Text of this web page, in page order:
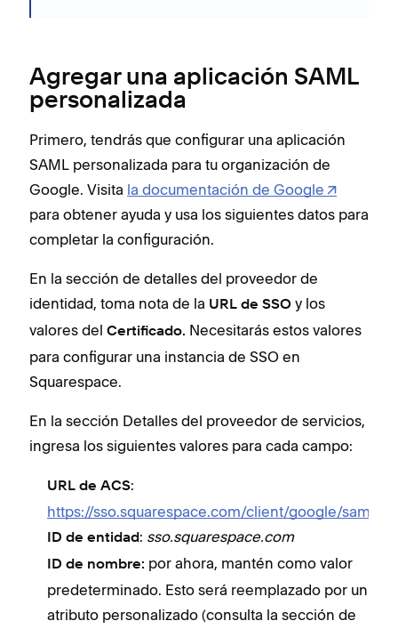
Agregar una aplicación SAML
personalizada
Primero, tendrás que configurar una aplicación
SAML personalizada para tu organización de
Google. Visita la documentación de Google
para obtener ayuda y usa los siguientes datos para
completar la configuración.
En la sección de detalles del proveedor de
identidad, toma nota de la URL de SSO y los
valores del Certificado. Necesitarás estos valores
para configurar una instancia de SSO en
Squarespace.
En la sección Detalles del proveedor de servicios,
ingresa los siguientes valores para cada campo:
URL de ACS:
https://sso.squarespace.com/client/google/saml2/
ID de entidad: sso.squarespace.com
ID de nombre: por ahora, mantén como valor
predeterminado. Esto será reemplazado por un
atributo personalizado (consulta la sección de